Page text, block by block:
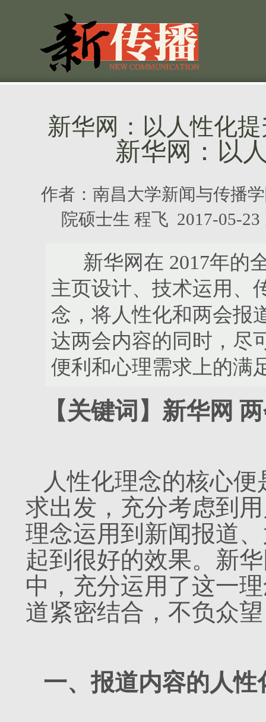
新华网：以人性化
新华网：以
作者： 南昌大学新闻与传播
院硕士生 程飞 2017-05-
新华网在 2017年的全
主页设计、技术运用、
念，将人性化和两会报
达两会内容的同时，尽
便利和心理需求上的满
【关键词】新华网
人性化理念的核心
求出发，充分考虑到
理念运用到新闻报道
起到很好的效果。新
中，充分运用了这一
道紧密结合，不负众
一、报道内容的人性